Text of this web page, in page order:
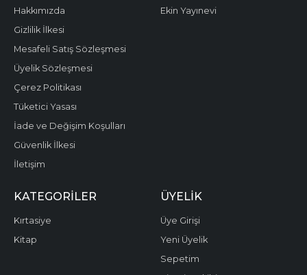
Hakkımızda
Gizlilik İlkesi
Mesafeli Satış Sözleşmesi
Üyelik Sözleşmesi
Çerez Politikası
Tüketici Yasası
İade ve Değişim Koşulları
Güvenlik İlkesi
İletişim
Ekin Yayınevi
KATEGORILER
Kırtasiye
Kitap
ÜYELIK
Üye Girişi
Yeni Üyelik
Sepetim